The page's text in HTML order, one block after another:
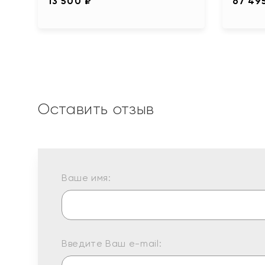
Оставить отзыв
Ваше имя:
Введите Ваш e-mail: